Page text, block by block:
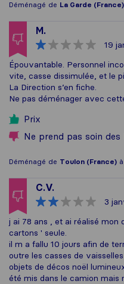
Déménagé de La Garde (France)
M.
19
Épouvantable. Personnel
vite, casse dissimulée, et le
La Direction s’en fiche.
Ne pas déménager avec
Prix
Ne prend pas soin des
Déménagé de Toulon (France) à
C.V.
3
j ai 78 ans , et ai réalisé mon
cartons ' seule.
il m a fallu 10 jours afin de
outre les casses de
objets de décos noël
été mis dans le camion mais